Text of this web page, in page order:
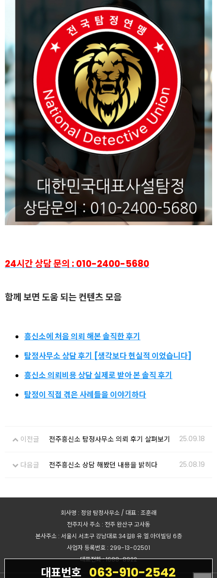
24시간 상담 문의 : 010-2400-5680
함께 보면 도움 되는 컨텐츠 모음
흥신소에 처음 의뢰 해본 솔직한 후기
탐정사무소 상담 후기 [생각보다 현실적 이었습니다]
흥신소 의뢰비용 상담 실제로 받아 본 솔직 후기
탐정이 직접 겪은 사례들을 이야기하다
이전글 전주흥신소 탐정사무소 의뢰 후기 살펴보기 25.09.18
다음글 전주흥신소 상담 해봤던 내용을 밝히다 25.08.19
대표번호 063-910-2542
회사명 : 정암 탐정사무소 / 대표 : 조훈래
전주지사 주소 : 전주 완산구 고사동
본사주소 : 서울시 서초구 강남대로 34길8 유.엘.아이빌딩 6층
사업자 등록번호 : 299-13-02501
대표전화 : 1688-8922